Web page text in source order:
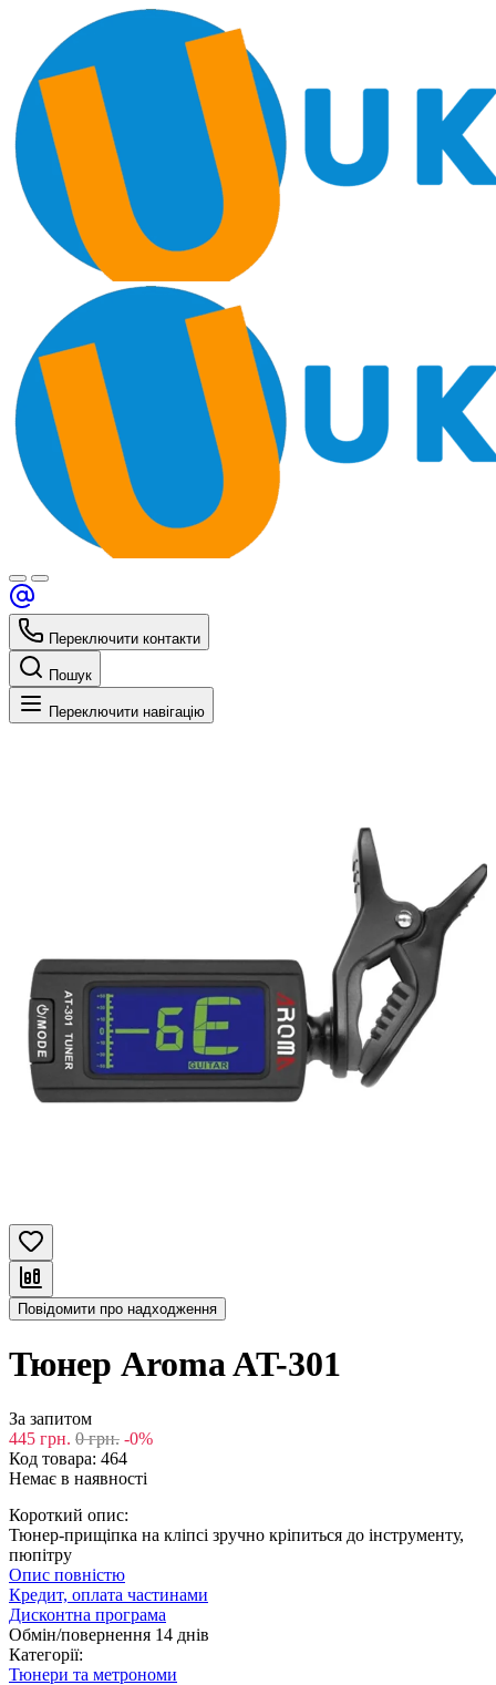
Переключити контакти
Пошук
Переключити навігацію
Повідомити про надходження
Тюнер Aroma AT-301
За запитом
445 грн. 0 грн. -0%
Код товара: 464
Немає в наявності
Короткий опис:
Тюнер-прищіпка на кліпсі зручно кріпиться до інструменту,
пюпітру
Опис повністю
Кредит, оплата частинами
Дисконтна програма
Обмін/повернення 14 днів
Категорії:
Тюнери та метрономи